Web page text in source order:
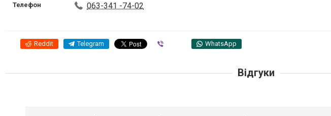
Телефон 063-341 -74-02
Reddit Telegram WhatsApp
Відгуки